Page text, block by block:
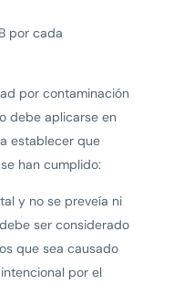
por cada
por contaminación
debe aplicarse en
establecer que
han cumplido:
y no se preveía ni
ser considerado
que sea causado
por el